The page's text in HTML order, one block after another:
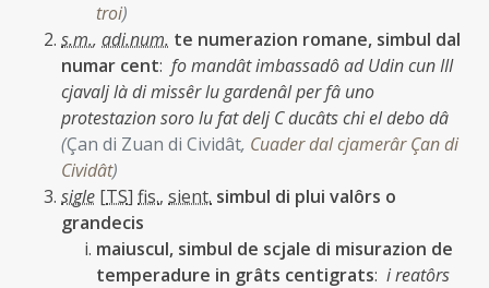
troi)
s.m., adi.num. te numerazion romane, simbul dal
numar cent: fo mandât imbassadô ad Udin cun III
cjavalj là di missêr lu gardenâl per fâ uno
protestazion soro lu fat delj C ducâts chi el debo dâ
(Çan di Zuan di Cividât, Cuader dal cjamerâr Çan di
Cividât)
sigle [TS] fis., sient. simbul di plui valôrs o
grandecis
maiuscul, simbul de scjale di misurazion de
temperadure in grâts centigrats: i reatôrs